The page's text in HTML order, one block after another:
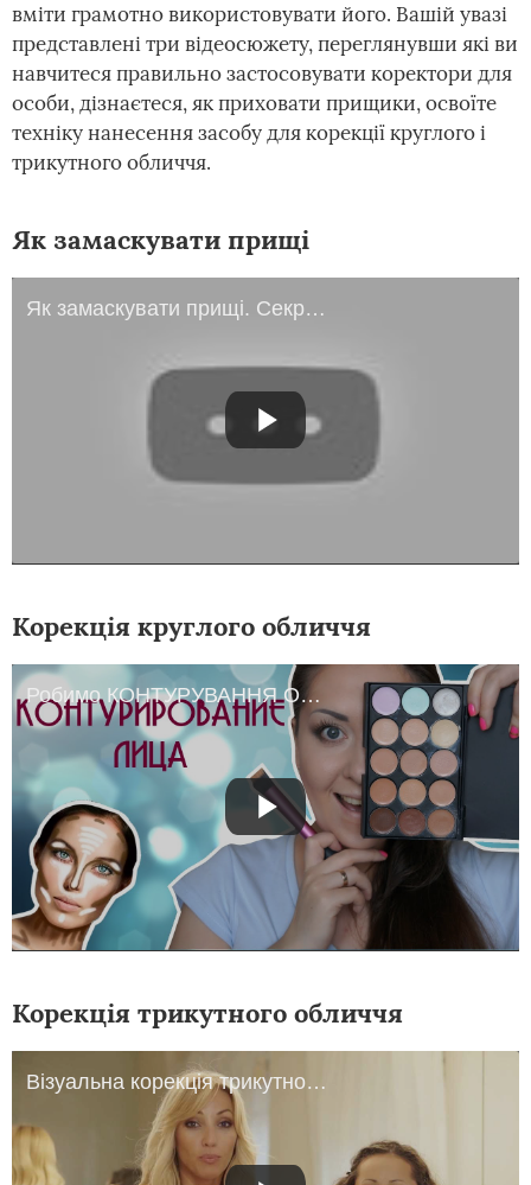
вміти грамотно використовувати його. Вашій увазі
представлені три відеосюжету, переглянувши які ви
навчитеся правильно застосовувати коректори для
особи, дізнаєтеся, як приховати прищики, освоїте
техніку нанесення засобу для корекції круглого і
трикутного обличчя.
Як замаскувати прищі
Як замаскувати прищі. Секрети макіяжу від Робіна Часки
Корекція круглого обличчя
Робимо КОНТУРУВАННЯ Особи ★ Палетка Коректорів BUYINCOINS
Корекція трикутного обличчя
Візуальна корекція трикутної форми особи від Avon